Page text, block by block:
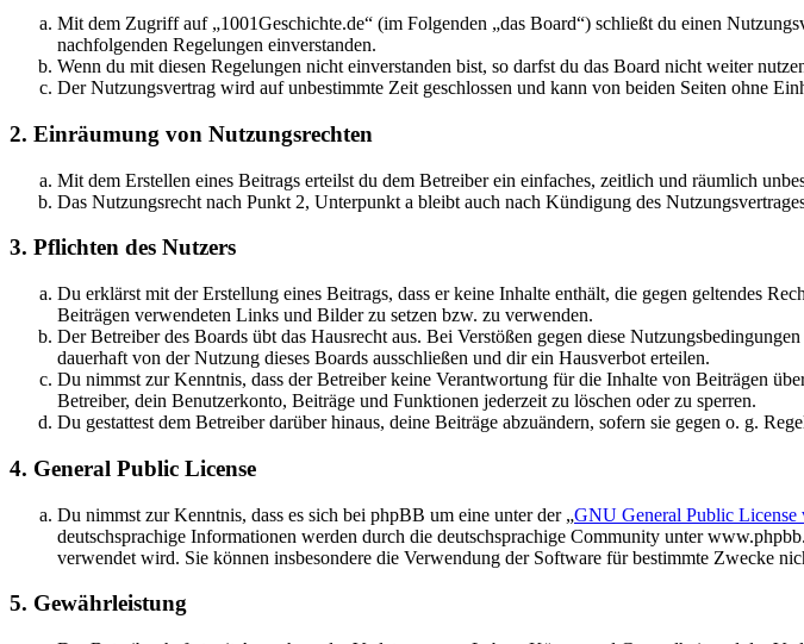
Mit dem Zugriff auf „1001Geschichte.de“ (im Folgenden „das Board“) schließt du einen
nachfolgenden Regelungen einverstanden.
Wenn du mit diesen Regelungen nicht einverstanden bist, so darfst du das Board nicht weiter
Der Nutzungsvertrag wird auf unbestimmte Zeit geschlossen und kann von beiden Seiten ohne
2. Einräumung von Nutzungsrechten
Mit dem Erstellen eines Beitrags erteilst du dem Betreiber ein einfaches, zeitlich und räumlich
Das Nutzungsrecht nach Punkt 2, Unterpunkt a bleibt auch nach Kündigung des
3. Pflichten des Nutzers
Du erklärst mit der Erstellung eines Beitrags, dass er keine Inhalte enthält, die gegen geltendes
Beiträgen verwendeten Links und Bilder zu setzen bzw. zu verwenden.
Der Betreiber des Boards übt das Hausrecht aus. Bei Verstößen gegen diese
dauerhaft von der Nutzung dieses Boards ausschließen und dir ein Hausverbot erteilen.
Du nimmst zur Kenntnis, dass der Betreiber keine Verantwortung für die Inhalte von Beiträgen
Betreiber, dein Benutzerkonto, Beiträge und Funktionen jederzeit zu löschen oder zu sperren.
Du gestattest dem Betreiber darüber hinaus, deine Beiträge abzuändern, sofern sie gegen o. g.
4. General Public License
Du nimmst zur Kenntnis, dass es sich bei phpBB um eine unter der „GNU General Public License
deutschsprachige Informationen werden durch die deutschsprachige Community unter
verwendet wird. Sie können insbesondere die Verwendung der Software für bestimmte Zwecke
5. Gewährleistung